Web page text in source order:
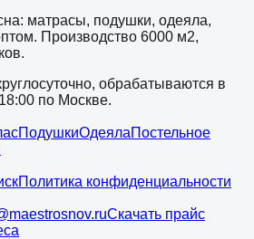
матрасы, подушки, одеяла,
Производство 6000 м2,
обрабатываются в
по Москве.
ПодушкиОдеялаПостельное
Политика конфиденциальности
Скачать прайс